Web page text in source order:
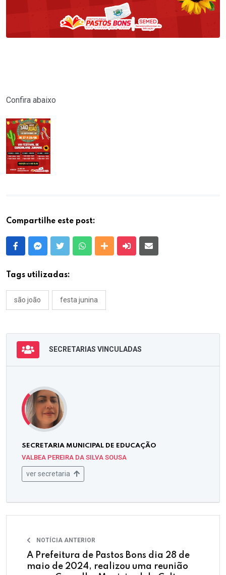
Confira abaixo
Compartilhe este post:
FacebookMessenger
Twitter WhatsappOutras MídiasEnviar para um amigo
Tags utilizadas:
são joão festa junina
SECRETARIAS VINCULADAS
SECRETARIA MUNICIPAL DE EDUCAÇÃO
VALBEA PEREIRA DA SILVA SOUSA
ver secretaria
NOTÍCIA ANTERIOR
A Prefeitura de Pastos Bons dia 28 de
maio de 2024, realizou uma reunião